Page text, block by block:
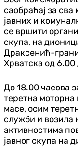
саобраћај за
јавних и
се вршити
скупа, на
Драксенић-
Хрватска од 6.00
До 18.00 часова
теретна моторна
масе, осим
служби и возила
активностима
јавног скупа на